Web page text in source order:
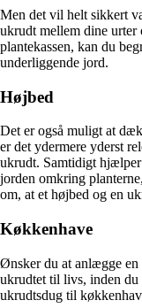
Men det vil helt sikkert
ukrudt mellem dine urter
plantekassen, kan du
underliggende jord.
Højbed
Det er også muligt at
er det ydermere yderst
ukrudt. Samtidigt
jorden omkring
om, at et højbed og en
Køkkenhave
Ønsker du at anlægge
ukrudtet til livs, inden du
ukrudtsdug til